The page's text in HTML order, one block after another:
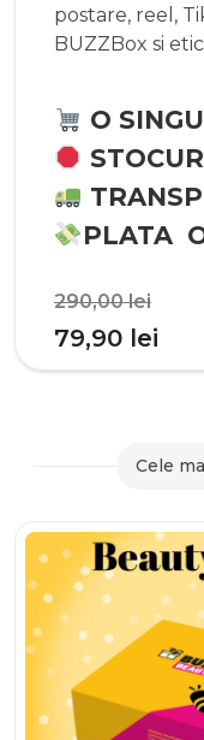
postare, reel,
BUZZBox si
O
PLATA
290,00lei
a
79,90 lei
Cele